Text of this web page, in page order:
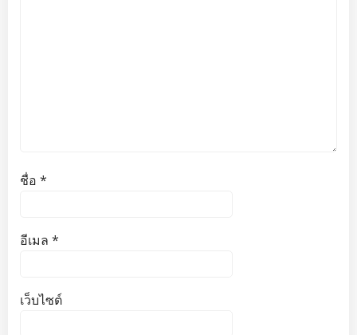
ชื่อ *
อีเมล *
เว็บไซต์